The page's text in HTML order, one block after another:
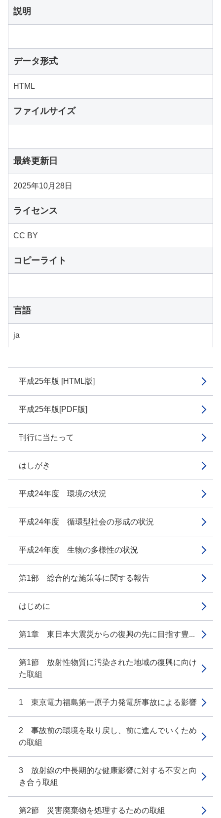
平成25年版 [HTML版]
平成25年版[PDF版]
刊行に当たって
はしがき
平成24年度 環境の状況
平成24年度 循環型社会の形成の状況
平成24年度 生物の多様性の状況
第1部 総合的な施策等に関する報告
はじめに
第1章 東日本大震災からの復興の先に目指す豊...
第1節 放射性物質に汚染された地域の復興に向け
た取組
1 東京電力福島第一原子力発電所事故による影響
2 事故前の環境を取り戻し、前に進んでいくため
の取組
3 放射線の中長期的な健康影響に対する不安と向
き合う取組
第2節 災害廃棄物を処理するための取組
説明
データ形式
HTML
ファイルサイズ
最終更新日
2025年10月28日
ライセンス
CC BY
コピーライト
言語
ja